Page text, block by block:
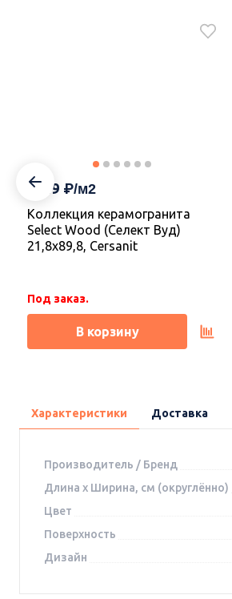
бежевый рельеф 59,8х59,8,
Cersanit
В наличии 17.158 м2
В корзину
1349
Коллекция керамогранита
Select Wood (Селект Вуд)
21,8х89,8, Cersanit
Под заказ.
В корзину
Характеристики Доставка
Производитель / Бренд
Длина x Ширина, см (округлённо)
Цвет
Поверхность
Дизайн